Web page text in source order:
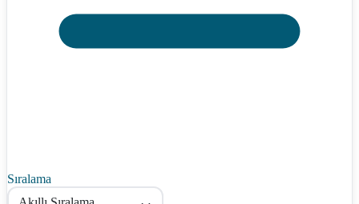
Sıralama